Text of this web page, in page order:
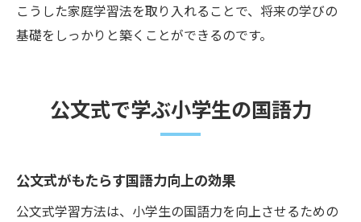
こうした家庭学習法を取り入れることで、将来の学びの
基礎をしっかりと築くことができるのです。
公文式で学ぶ小学生の国語力
公文式がもたらす国語力向上の効果
公文式学習方法は、小学生の国語力を向上させるための